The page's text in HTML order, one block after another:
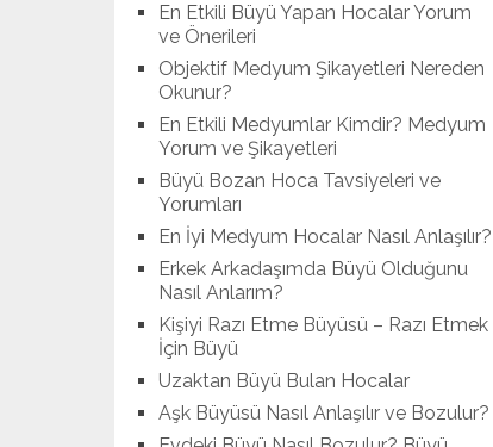
En Etkili Büyü Yapan Hocalar Yorum
ve Önerileri
Objektif Medyum Şikayetleri Nereden
Okunur?
En Etkili Medyumlar Kimdir? Medyum
Yorum ve Şikayetleri
Büyü Bozan Hoca Tavsiyeleri ve
Yorumları
En İyi Medyum Hocalar Nasıl Anlaşılır?
Erkek Arkadaşımda Büyü Olduğunu
Nasıl Anlarım?
Kişiyi Razı Etme Büyüsü – Razı Etmek
İçin Büyü
Uzaktan Büyü Bulan Hocalar
Aşk Büyüsü Nasıl Anlaşılır ve Bozulur?